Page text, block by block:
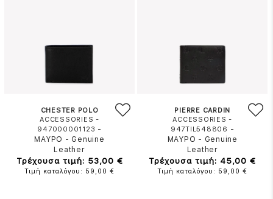
CHESTER POLO
ACCESSORIES -
947000001123 -
ΜΑΥΡΟ - Genuine
Leather
Τρέχουσα τιμή: 53,00 €
Τιμή καταλόγου: 59,00 €
PIERRE CARDIN
ACCESSORIES -
947TIL548806 -
ΜΑΥΡΟ - Genuine
Leather
Τρέχουσα τιμή: 45,00 €
Τιμή καταλόγου: 59,00 €